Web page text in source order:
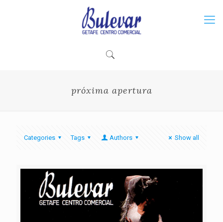
próxima apertura
Categories Tags Authors Show all